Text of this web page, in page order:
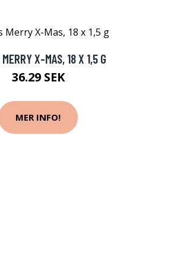
X-MAS, 18 X 1,5 G
36.29 SEK
MER INFO!